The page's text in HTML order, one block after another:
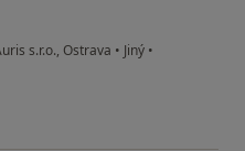
s.r.o., Ostrava • Jiný •